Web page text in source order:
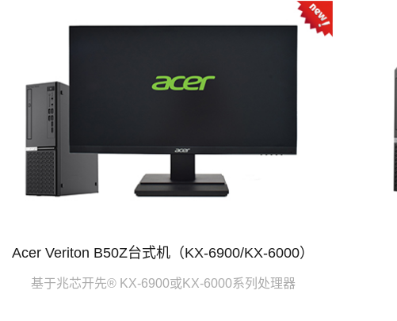
Acer Veriton B50Z台式机（KX-6900/KX-6000）
基于兆芯开先® KX-6900或KX-6000系列处理器